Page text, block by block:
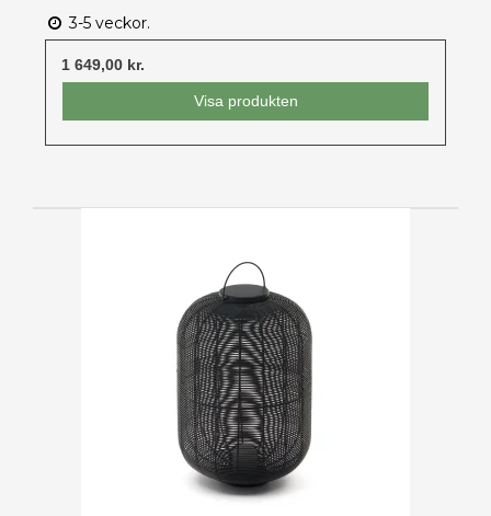
3-5 veckor.
1 649,00 kr.
Visa produkten